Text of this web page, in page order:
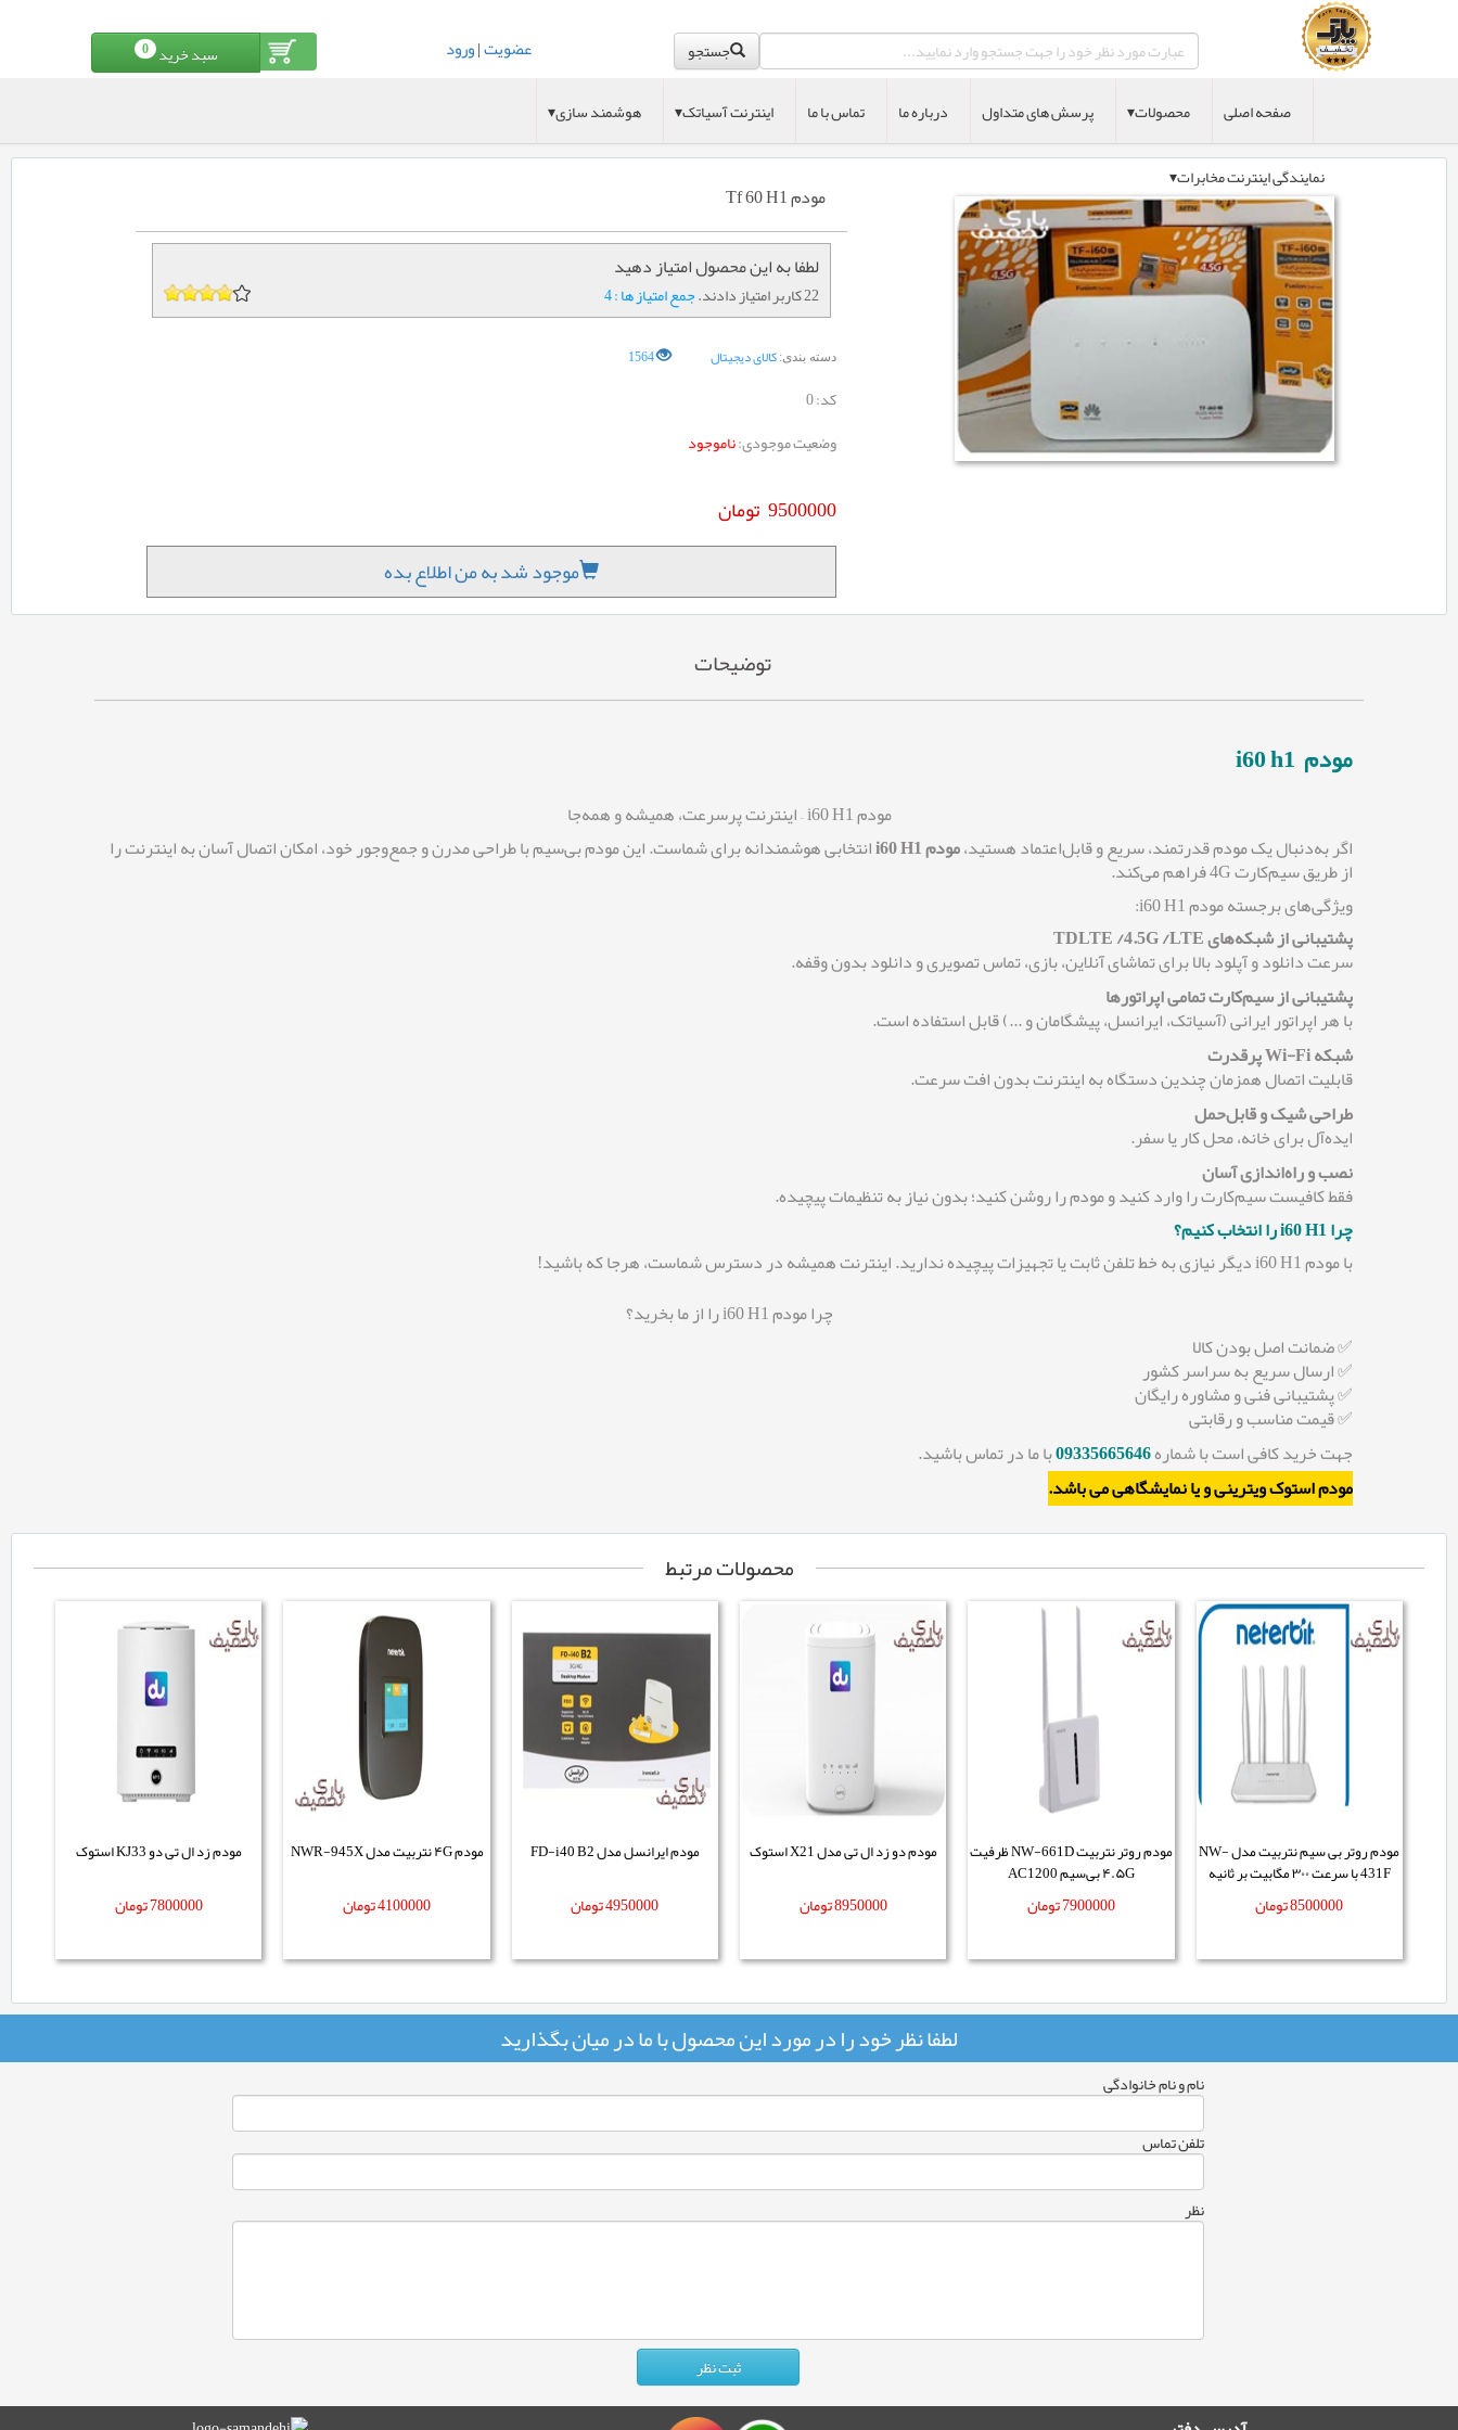
جستجو عضویت|ورود سبد خرید 0
صفحه اصلی محصولات▾ پرسش های متداول درباره ما تماس با ما اینترنت آسیاتک▾ هوشمند سازی▾
نمایندگی اینترنت مخابرات▾
مودم Tf 60 H1
لطفا به این محصول امتیاز دهید
22 کاربر امتیاز دادند. جمع امتیاز ها : 4
دسته بندی: کالای دیجیتال 1564
کد:0
وضعیت موجودی:ناموجود
9500000 تومان
موجود شد به من اطلاع بده
توضیحات
مودم i60 h1
مودم i60 H1 – اینترنت پرسرعت، همیشه و همه‌جا
اگر به‌دنبال یک مودم قدرتمند، سریع و قابل‌اعتماد هستید،مودم i60 H1 انتخابی هوشمندانه برای شماست. این مودم بی‌سیم با طراحی مدرن و جمع‌وجور خود، امکان اتصال آسان به اینترنت را
از طریق سیم‌کارت 4G فراهم می‌کند.
ویژگی‌های برجسته مودم i60 H1:
پشتیبانی از شبکه‌های TDLTE /4.5G /LTE
سرعت دانلود و آپلود بالا برای تماشای آنلاین، بازی، تماس تصویری و دانلود بدون وقفه.
پشتیبانی از سیم‌کارت تمامی اپراتورها
با هر اپراتور ایرانی (آسیاتک، ایرانسل، پیشگامان و ...) قابل استفاده است.
شبکه Wi-Fi پرقدرت
قابلیت اتصال همزمان چندین دستگاه به اینترنت بدون افت سرعت.
طراحی شیک و قابل‌حمل
ایده‌آل برای خانه، محل کار یا سفر.
نصب و راه‌اندازی آسان
فقط کافیست سیم‌کارت را وارد کنید و مودم را روشن کنید؛ بدون نیاز به تنظیمات پیچیده.
چرا i60 H1 را انتخاب کنیم؟
با مودم i60 H1 دیگر نیازی به خط تلفن ثابت یا تجهیزات پیچیده ندارید. اینترنت همیشه در دسترس شماست، هرجا که باشید!
چرا مودم i60 H1 را از ما بخرید؟
✅ ضمانت اصل بودن کالا
✅ ارسال سریع به سراسر کشور
✅ پشتیبانی فنی و مشاوره رایگان
✅ قیمت مناسب و رقابتی
جهت خرید کافی است با شماره09335665646با ما در تماس باشید.
مودم استوک ویترینی و یا نمایشگاهی می باشد.
محصولات مرتبط
مودم روتر بی سیم نتربیت مدل NW-
431F با سرعت ۳۰۰ مگابیت بر ثانیه
8500000تومان
مودم روتر نتربیت NW-661D ظرفیت
۴.۵G بی‌سیم AC1200
7900000تومان
مودم دو زد ال تی مدل X21 استوک
8950000تومان
مودم ایرانسل مدل FD-i40 B2
4950000تومان
مودم ۴G نتربیت مدل NWR-945X
4100000تومان
مودم زد ال تی دو KJ33 استوک
7800000تومان
لطفا نظر خود را در مورد این محصول با ما در میان بگذارید
نام و نام خانوادگی
تلفن تماس
نظر